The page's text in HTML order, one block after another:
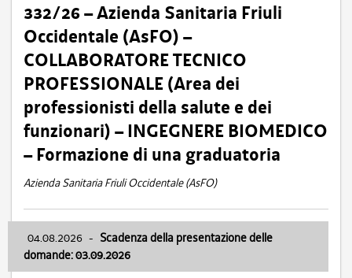
332/26 – Azienda Sanitaria Friuli
Occidentale (AsFO) –
COLLABORATORE TECNICO
PROFESSIONALE (Area dei
professionisti della salute e dei
funzionari) – INGEGNERE BIOMEDICO
– Formazione di una graduatoria
Azienda Sanitaria Friuli Occidentale (AsFO)
04.08.2026 - Scadenza della presentazione delle
domande: 03.09.2026